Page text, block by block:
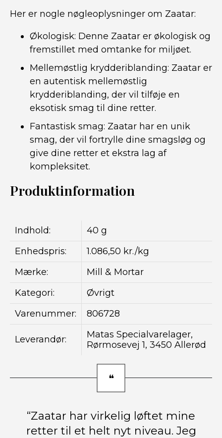
Her er nogle nøgleoplysninger om Zaatar:
Økologisk: Denne Zaatar er økologisk og
fremstillet med omtanke for miljøet.
Mellemøstlig krydderiblanding: Zaatar er
en autentisk mellemøstlig
krydderiblanding, der vil tilføje en
eksotisk smag til dine retter.
Fantastisk smag: Zaatar har en unik
smag, der vil fortrylle dine smagsløg og
give dine retter et ekstra lag af
kompleksitet.
Produktinformation
Indhold:
40 g
Enhedspris:
1.086,50 kr./kg
Mærke:
Mill & Mortar
Kategori:
Øvrigt
Varenummer:
806728
Leverandør:
Matas Specialvarelager,
Rørmosevej 1, 3450 Allerød
“Zaatar har virkelig løftet mine
retter til et helt nyt niveau. Jeg